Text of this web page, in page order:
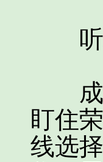
听
成忠
盯住
线选